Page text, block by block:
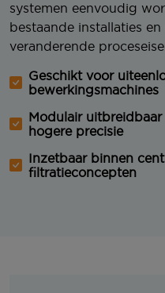
systemen eenvoudig
bestaande installaties
veranderende
Geschikt voor
bewerkingsmachines
Modulair
hogere precisie
Inzetbaar binnen
filtratieconcepten